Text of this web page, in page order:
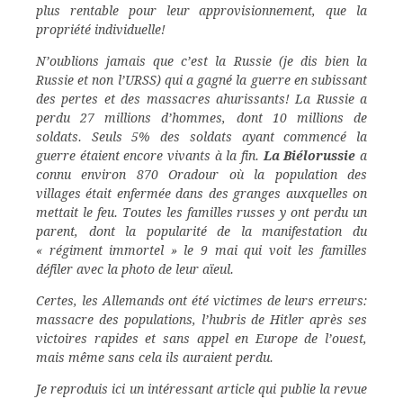
plus rentable pour leur approvisionnement, que la
propriété individuelle!
N’oublions jamais que c’est la Russie (je dis bien la
Russie et non l’URSS) qui a gagné la guerre en subissant
des pertes et des massacres ahurissants! La Russie a
perdu 27 millions d’hommes, dont 10 millions de
soldats. Seuls 5% des soldats ayant commencé la
guerre étaient encore vivants à la fin. La Biélorussie a
connu environ 870 Oradour où la population des
villages était enfermée dans des granges auxquelles on
mettait le feu. Toutes les familles russes y ont perdu un
parent, dont la popularité de la manifestation du
« régiment immortel » le 9 mai qui voit les familles
défiler avec la photo de leur aïeul.
Certes, les Allemands ont été victimes de leurs erreurs:
massacre des populations, l’hubris de Hitler après ses
victoires rapides et sans appel en Europe de l’ouest,
mais même sans cela ils auraient perdu.
Je reproduis ici un intéressant article qui publie la revue